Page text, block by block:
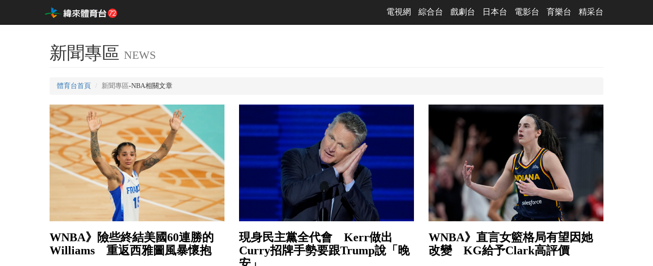
電視網 綜合台 戲劇台 日本台 電影台 育樂台 精采台
新聞專區 NEWS
體育台首頁 新聞專區-NBA相關文章
WNBA》險些終結美國60連勝的
Williams 重返西雅圖風暴懷抱
現身民主黨全代會 Kerr做出
Curry招牌手勢要跟Trump說「晚
WNBA》直言女籃格局有望因她
改變 KG給予Clark高評價